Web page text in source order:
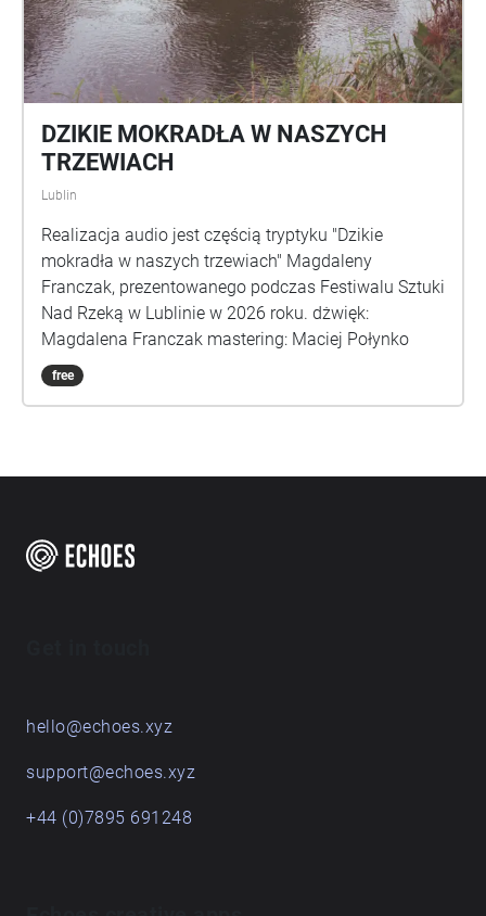
DZIKIE MOKRADŁA W NASZYCH
TRZEWIACH
Lublin
Realizacja audio jest częścią tryptyku "Dzikie
mokradła w naszych trzewiach" Magdaleny
Franczak, prezentowanego podczas Festiwalu Sztuki
Nad Rzeką w Lublinie w 2026 roku. dżwięk:
Magdalena Franczak mastering: Maciej Połynko
free
hello@echoes.xyz
support@echoes.xyz
+44 (0)7895 691248